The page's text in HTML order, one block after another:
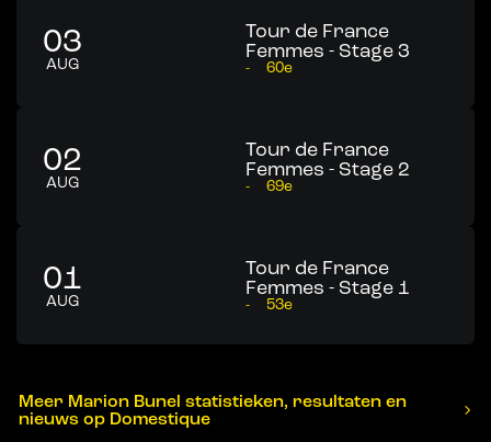
03
AUG
Tour de France
Femmes - Stage 3
- 60e
02
AUG
Tour de France
Femmes - Stage 2
- 69e
01
AUG
Tour de France
Femmes - Stage 1
- 53e
Meer Marion Bunel statistieken, resultaten en
nieuws op Domestique